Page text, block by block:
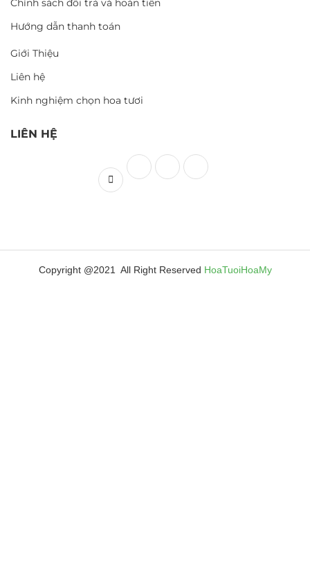
Hướng dẫn thanh toán
Giới Thiệu
Liên hệ
Kinh nghiệm chọn hoa tươi
LIÊN HỆ
Copyright @2021 All Right Reserved HoaTuoiHoaMy